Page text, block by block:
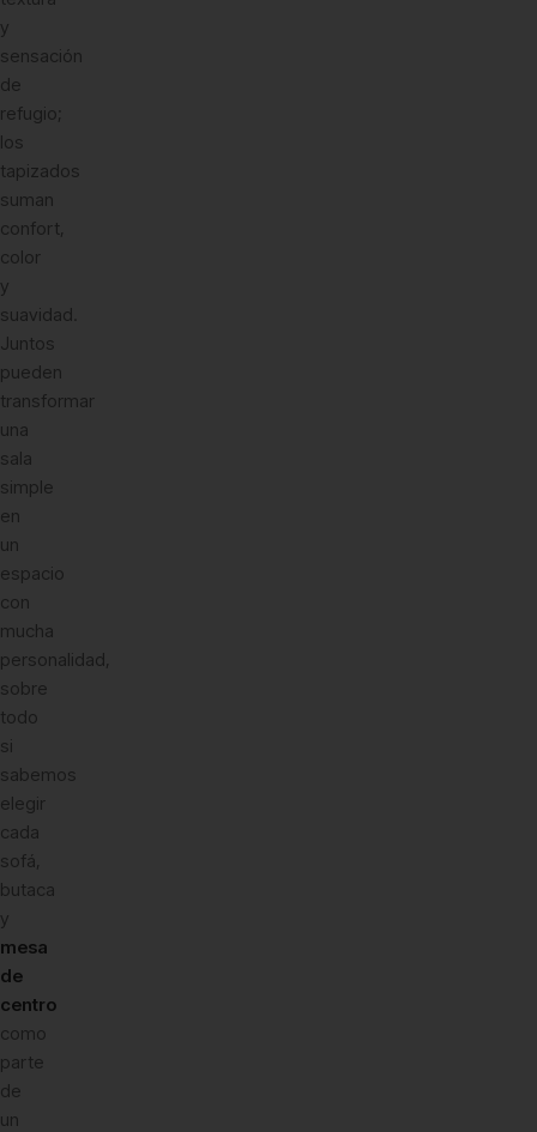
y
sensación
de
refugio;
los
tapizados
suman
confort,
color
y
suavidad.
Juntos
pueden
transformar
una
sala
simple
en
un
espacio
con
mucha
personalidad,
sobre
todo
si
sabemos
elegir
cada
sofá,
butaca
y
mesa
de
centro
como
parte
de
un